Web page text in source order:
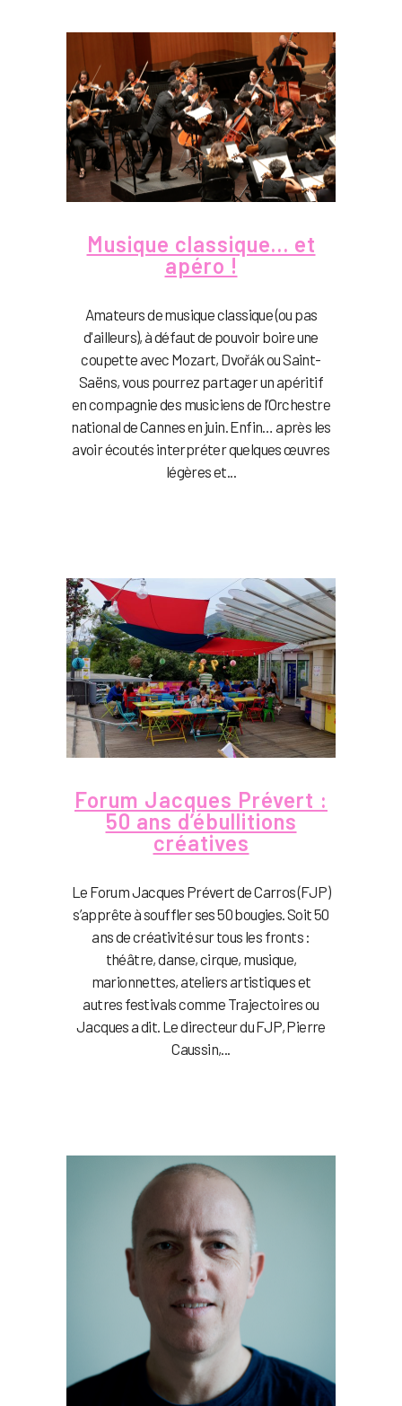
Musique classique… et
apéro !
Amateurs de musique classique (ou pas
d'ailleurs), à défaut de pouvoir boire une
coupette avec Mozart, Dvořák ou Saint-
Saëns, vous pourrez partager un apéritif
en compagnie des musiciens de l’Orchestre
national de Cannes en juin. Enfin… après les
avoir écoutés interpréter quelques œuvres
légères et...
Forum Jacques Prévert :
50 ans d’ébullitions
créatives
Le Forum Jacques Prévert de Carros (FJP)
s’apprête à souffler ses 50 bougies. Soit 50
ans de créativité sur tous les fronts :
théâtre, danse, cirque, musique,
marionnettes, ateliers artistiques et
autres festivals comme Trajectoires ou
Jacques a dit. Le directeur du FJP, Pierre
Caussin,...